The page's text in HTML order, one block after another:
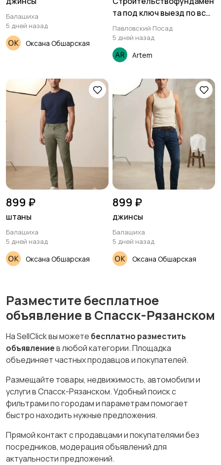
Балашиха
5 дней назад
Оксана Обшарская
та под ключ выезд по всей
Московской области
Павловский Посад
5 дней назад
Artem
899 ₽
штаны
Балашиха
5 дней назад
Оксана Обшарская
899 ₽
джинсы
Балашиха
5 дней назад
Оксана Обшарская
Разместите бесплатное
объявление в Спасск-Рязанском
На SellClick вы можете бесплатно разместить
объявлениев любой категории. Площадка
объединяет частных продавцов и покупателей.
Размещайте товары, недвижимость, автомобили и
услуги в Спасск-Рязанском. Удобный поиск с
фильтрами по городам и параметрам помогает
быстро находить нужные предложения.
Прямой контакт с продавцами и покупателями без
посредников, модерация объявлений для
актуальности предложений.